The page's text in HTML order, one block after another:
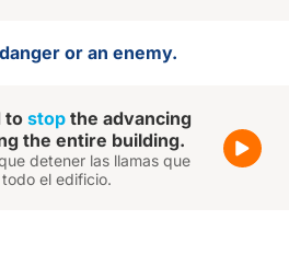
or an enemy.
to stop the advancing
the entire building.
detener las llamas que
el edificio.